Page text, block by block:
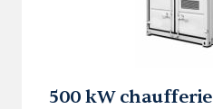
500 kW chaufferie